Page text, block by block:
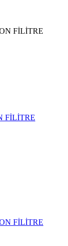
FİLİTRE
FİLİTRE
FİLİTRE